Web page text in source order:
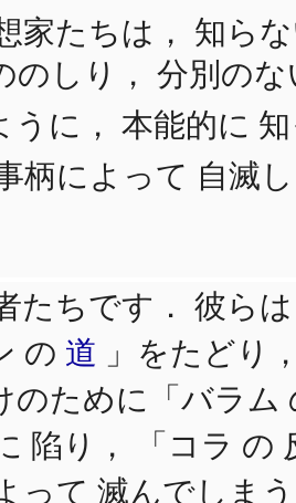
家たちは， 知ら
のしり， 分別の
うに， 本能的に
柄によって 自滅
たちです． 彼らは
の 道 」をたどり
のために「バラム
陷り， 「コラ の
って 滅んでしま